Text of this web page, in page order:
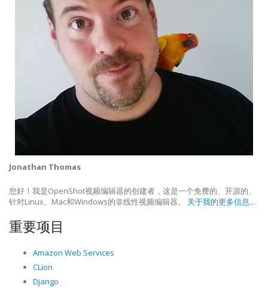
Jonathan Thomas
您好！我是OpenShot视频编辑器的创建者，这是一个免费的、开源的、
针对Linux、Mac和Windows的非线性视频编辑器。 关于我的更多信息...
重要项目
Amazon Web Services
CLion
Django